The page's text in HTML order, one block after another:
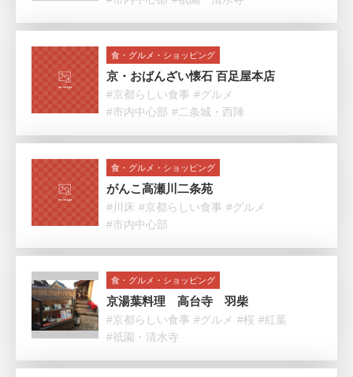
食・グルメ・ショッピング
京・おばんざい懐石 百足屋本店
#京都らしい食事 #グルメ
#市内中心部 #二条城・西陣
食・グルメ・ショッピング
がんこ高瀬川二条苑
#川床 #京都らしい食事 #グルメ
#市内中心部
食・グルメ・ショッピング
京湯葉料理 高台寺 羽柴
#京都らしい食事 #グルメ #桜 #紅葉
#祇園・清水寺